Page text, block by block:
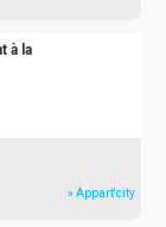
à la
» Appart'city